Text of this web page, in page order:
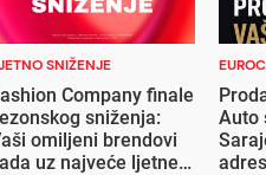
SNIŽENJE
Company finale
sniženja:
omiljeni brendovi
uz najveće ljetne
Auto